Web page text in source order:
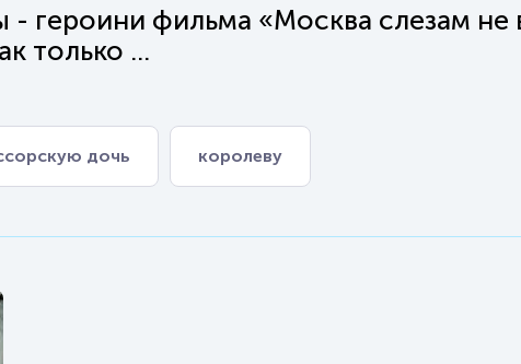
фильма «Москва слезам не
только ...
дочь королеву